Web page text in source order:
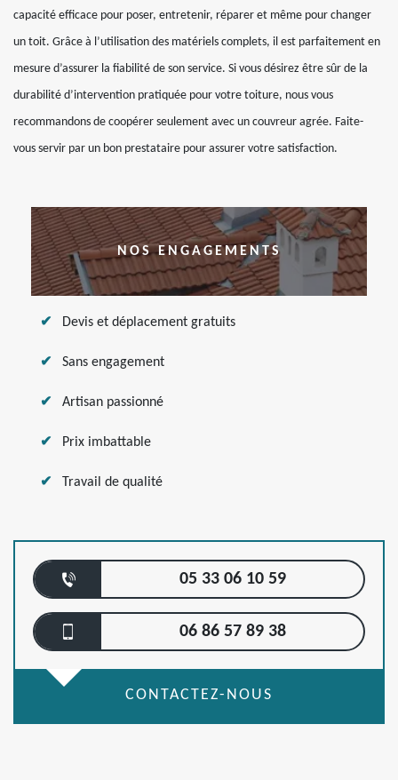
capacité efficace pour poser, entretenir, réparer et même pour changer
un toit. Grâce à l’utilisation des matériels complets, il est parfaitement en
mesure d’assurer la fiabilité de son service. Si vous désirez être sûr de la
durabilité d’intervention pratiquée pour votre toiture, nous vous
recommandons de coopérer seulement avec un couvreur agrée. Faite-
vous servir par un bon prestataire pour assurer votre satisfaction.
NOS ENGAGEMENTS
Devis et déplacement gratuits
Sans engagement
Artisan passionné
Prix imbattable
Travail de qualité
05 33 06 10 59
06 86 57 89 38
CONTACTEZ-NOUS